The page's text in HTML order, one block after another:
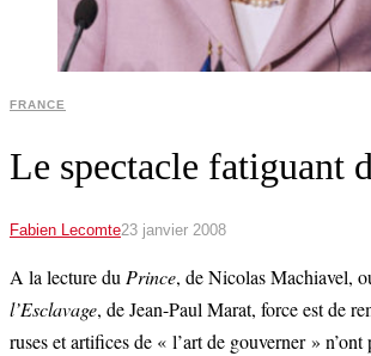
FRANCE
Le spectacle fatiguant
Fabien Lecomte23 janvier 2008
A la lecture du Prince, de Nicolas Machiavel,
l’Esclavage, de Jean-Paul Marat, force est de
ruses et artifices de « l’art de gouverner » n’ont